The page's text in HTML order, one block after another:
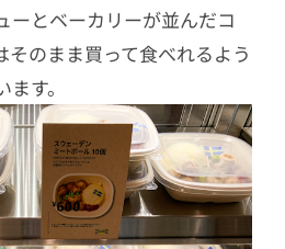
ーとベーカリーが並んだコ
そのまま買って食べれるよう
す。